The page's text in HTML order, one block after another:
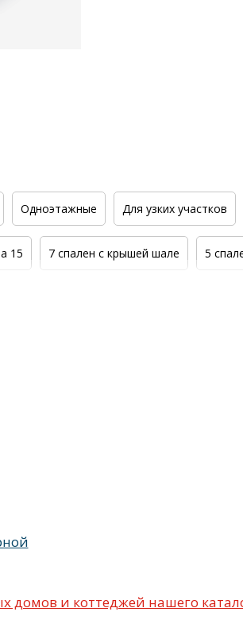
Одноэтажные Для узких участков
15 7 спален с крышей шале 5
домов и коттеджей нашего